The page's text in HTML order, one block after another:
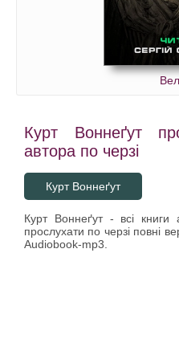
Курт Воннеґут
автора по черзі
Курт Воннеґут
Курт Воннеґут - всі
прослухати по черзі повні
Audiobook-mp3.